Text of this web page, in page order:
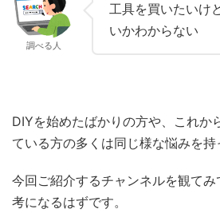
調べる人
工具を買いたいけ
いかわからない
DIYを始めたばかりの方や、これか
ている方の多くは同じ様な悩みを持
今回ご紹介するチャンネルを観て
考になるはずです。